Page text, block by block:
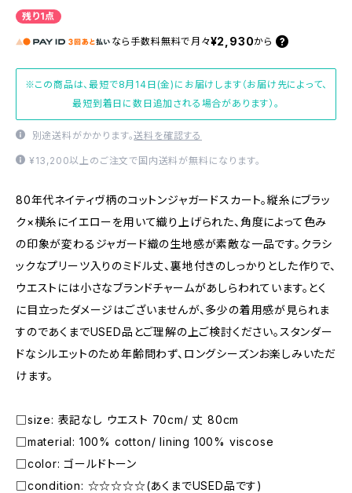
残り1点
なら 手数料無料で 月々¥2,930から
※この商品は、最短で8月14日(金)にお届けします（お届け先によって、
最短到着日に数日追加される場合があります）。
別途送料がかかります。送料を確認する
¥13,200以上のご注文で国内送料が無料になります。
80年代ネイティヴ柄のコットンジャガードスカート。縦糸にブラッ
ク×横糸にイエローを用いて織り上げられた、角度によって色み
の印象が変わるジャガード織の生地感が素敵な一品です。クラシ
ックなプリーツ入りのミドル丈、裏地付きのしっかりとした作りで、
ウエストには小さなブランドチャームがあしらわれています。とく
に目立ったダメージはございませんが、多少の着用感が見られま
すのであくまでUSED品とご理解の上ご検討ください。スタンダー
ドなシルエットのため年齢問わず、ロングシーズンお楽しみいただ
けます。
□size: 表記なし ウエスト 70cm/ 丈 80cm
□material: 100% cotton/ lining 100% viscose
□color: ゴールドトーン
□condition: ☆☆☆☆☆(あくまでUSED品です)